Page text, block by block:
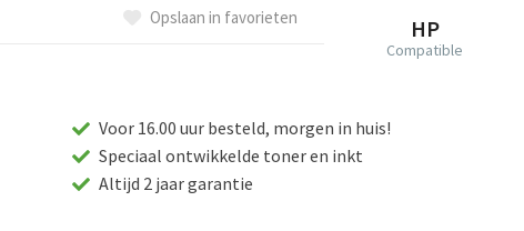
Opslaan in favorieten HP
Compatible
Voor 16.00 uur besteld, morgen in huis!
Speciaal ontwikkelde toner en inkt
Altijd 2 jaar garantie